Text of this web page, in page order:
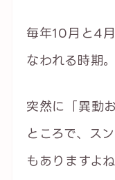
毎年10月と4
なわれる時期
突然に「異動
ところで、ス
もありますよね